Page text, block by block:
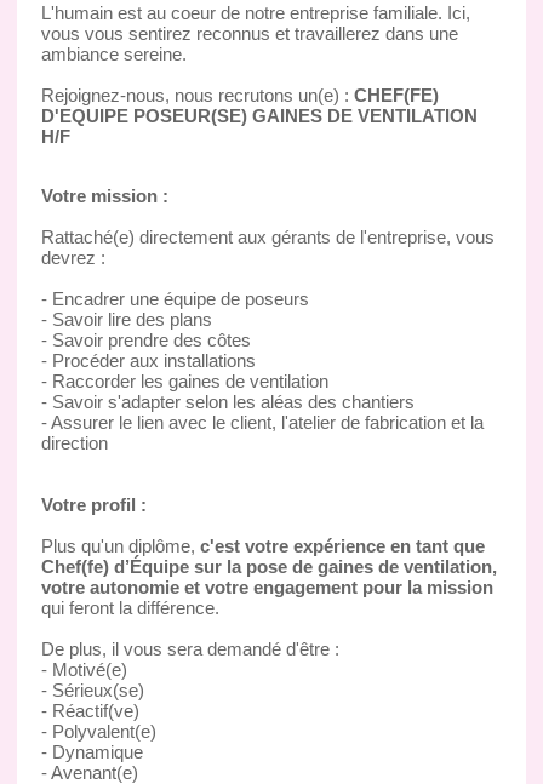
L'humain est au coeur de notre entreprise familiale. Ici,
vous vous sentirez reconnus et travaillerez dans une
ambiance sereine.
Rejoignez-nous, nous recrutons un(e) : CHEF(FE)
D'EQUIPE POSEUR(SE) GAINES DE VENTILATION
H/F
Votre mission :
Rattaché(e) directement aux gérants de l'entreprise, vous
devrez :
- Encadrer une équipe de poseurs
- Savoir lire des plans
- Savoir prendre des côtes
- Procéder aux installations
- Raccorder les gaines de ventilation
- Savoir s'adapter selon les aléas des chantiers
- Assurer le lien avec le client, l'atelier de fabrication et la
direction
Votre profil :
Plus qu'un diplôme, c'est votre expérience en tant que
Chef(fe) d’Équipe sur la pose de gaines de ventilation,
votre autonomie et votre engagement pour la mission
qui feront la différence.
De plus, il vous sera demandé d'être :
- Motivé(e)
- Sérieux(se)
- Réactif(ve)
- Polyvalent(e)
- Dynamique
- Avenant(e)